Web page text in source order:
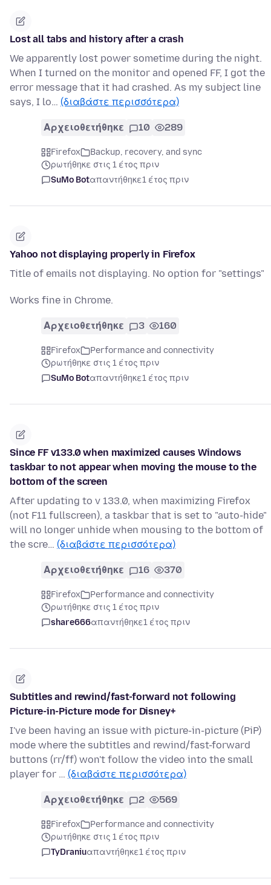
Lost all tabs and history after a crash
We apparently lost power sometime during the night.
When I turned on the monitor and opened FF, I got the
error message that it had crashed. As my subject line
says, I lo… (διαβάστε περισσότερα)
Αρχειοθετήθηκε 10 289
Firefox
Backup, recovery, and sync
ρωτήθηκε στις 1 έτος πριν
SuMo Botαπαντήθηκε1 έτος πριν
Yahoo not displaying properly in Firefox
Title of emails not displaying. No option for "settings"
Works fine in Chrome.
Αρχειοθετήθηκε 3 160
Firefox
Performance and connectivity
ρωτήθηκε στις 1 έτος πριν
SuMo Botαπαντήθηκε1 έτος πριν
Since FF v133.0 when maximized causes Windows
taskbar to not appear when moving the mouse to the
bottom of the screen
After updating to v 133.0, when maximizing Firefox
(not F11 fullscreen), a taskbar that is set to "auto-hide"
will no longer unhide when mousing to the bottom of
the scre… (διαβάστε περισσότερα)
Αρχειοθετήθηκε 16 370
Firefox
Performance and connectivity
ρωτήθηκε στις 1 έτος πριν
share666απαντήθηκε1 έτος πριν
Subtitles and rewind/fast-forward not following
Picture-in-Picture mode for Disney+
I've been having an issue with picture-in-picture (PiP)
mode where the subtitles and rewind/fast-forward
buttons (rr/ff) won't follow the video into the small
player for … (διαβάστε περισσότερα)
Αρχειοθετήθηκε 2 569
Firefox
Performance and connectivity
ρωτήθηκε στις 1 έτος πριν
TyDraniuαπαντήθηκε1 έτος πριν